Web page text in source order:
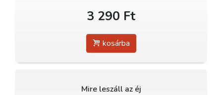
3 290 Ft
kosárba
Mire leszáll az éj